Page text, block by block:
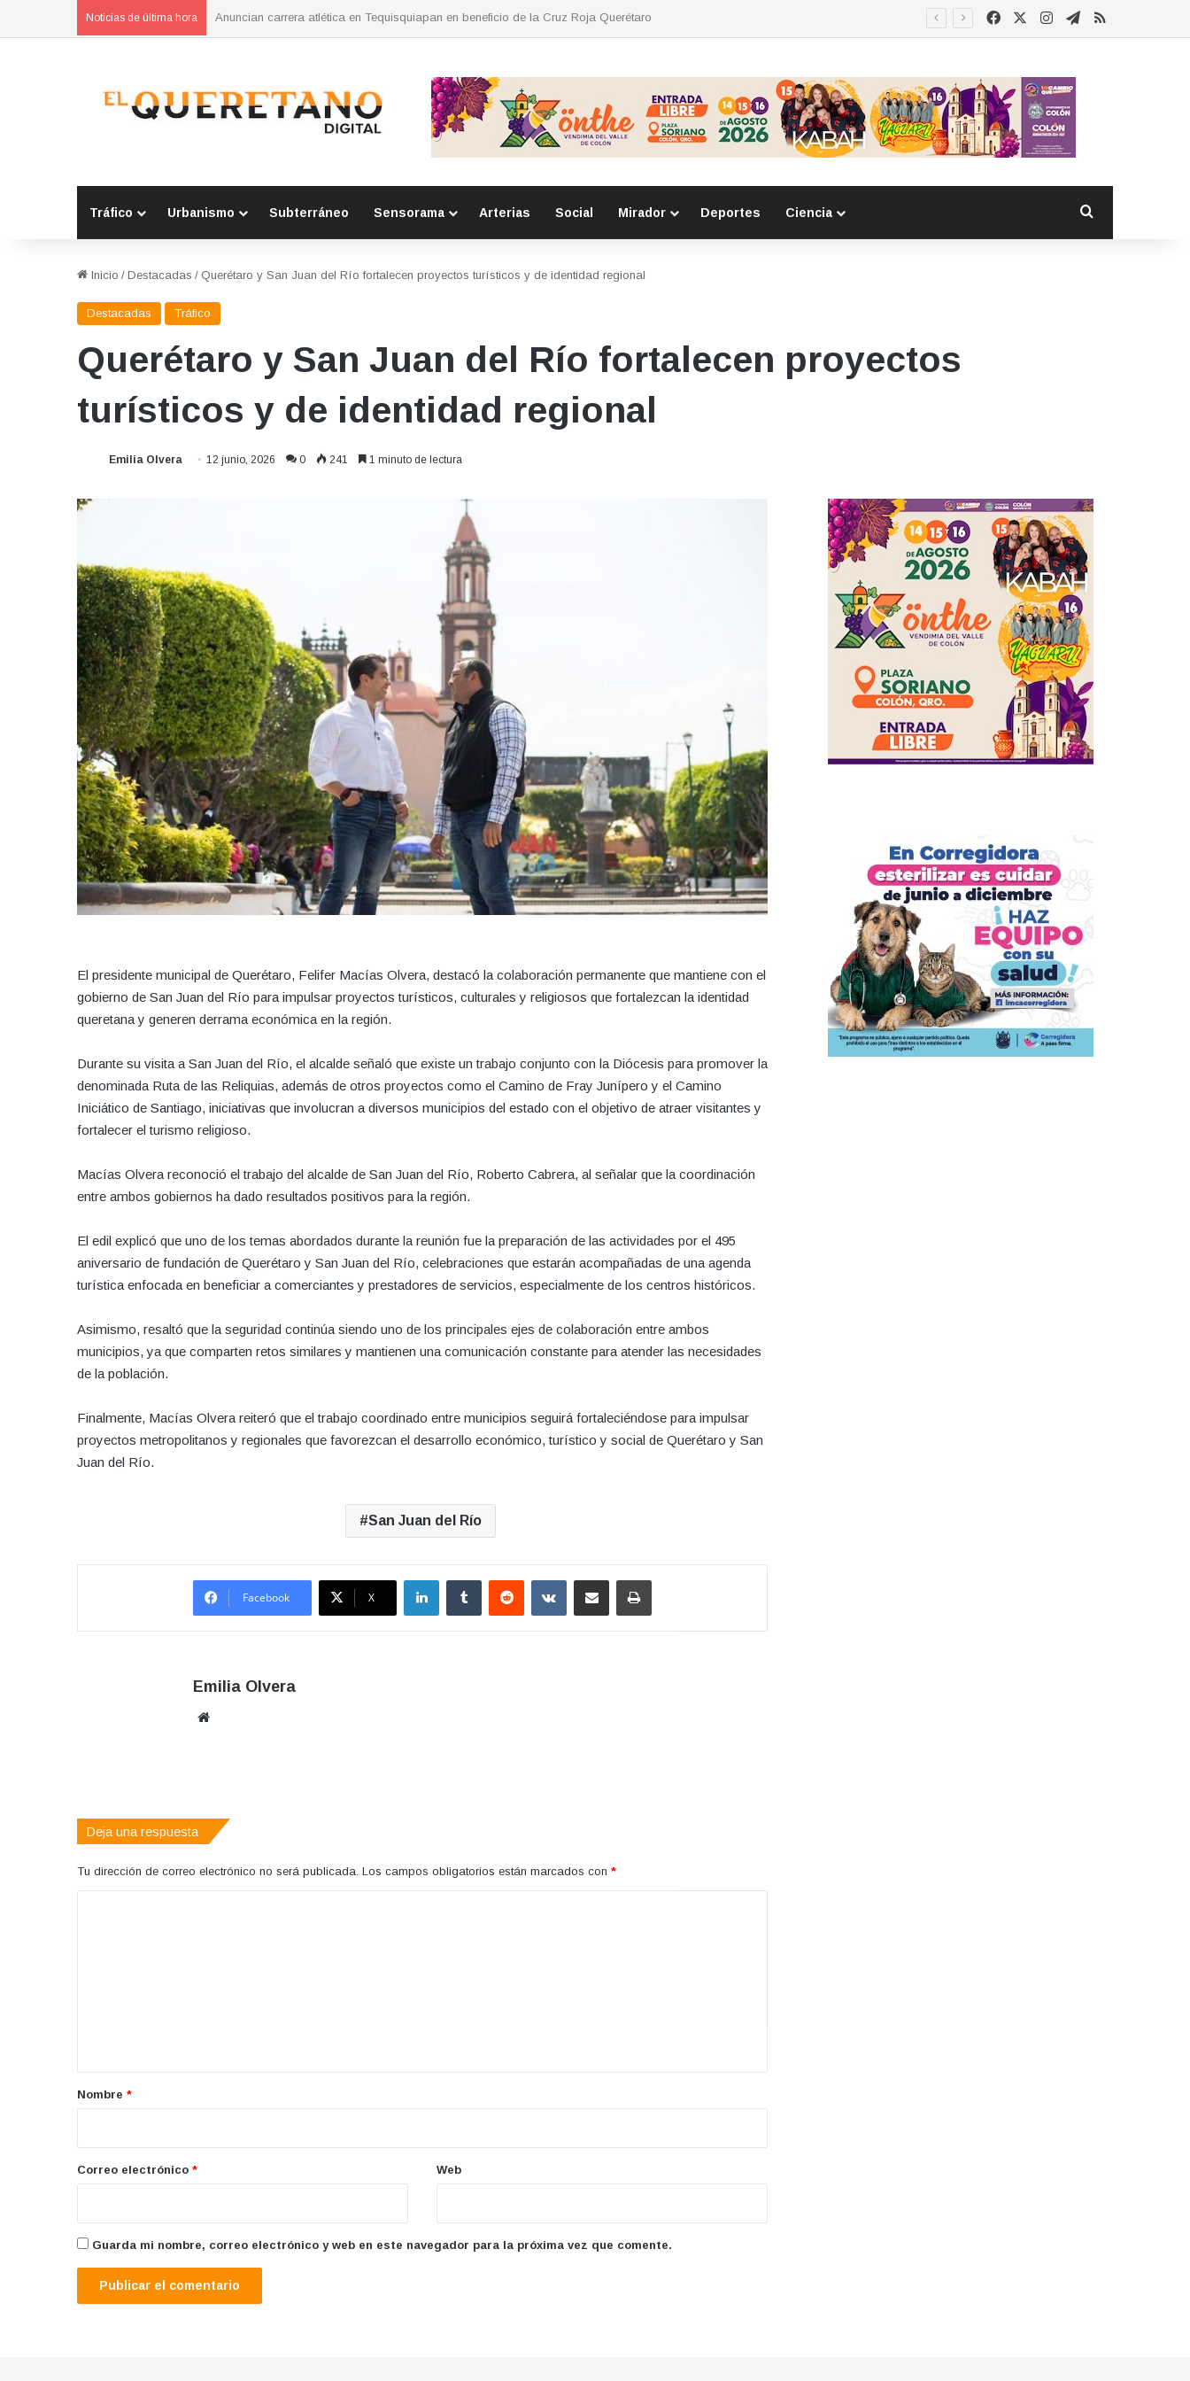
Noticias de última hora SSPM de San Juan del Río fortalece coordinación con Migración y Juzgado Cívico para atención de personas extranjeras FacebookInstagram
Telegram
RSS
Tráfico Urbanismo Subterráneo Sensorama Arterias Social Mirador Deportes Ciencia
Inicio / Destacadas / Querétaro y San Juan del Río fortalecen proyectos turísticos y de identidad regional
Destacadas Tráfico
Querétaro y San Juan del Río fortalecen proyectos
turísticos y de identidad regional
Emilia Olvera 12 junio, 2026 0 241 1 minuto de lectura
El presidente municipal de Querétaro, Felifer Macías Olvera, destacó la colaboración permanente que mantiene con el
gobierno de San Juan del Río para impulsar proyectos turísticos, culturales y religiosos que fortalezcan la identidad
queretana y generen derrama económica en la región.
Durante su visita a San Juan del Río, el alcalde señaló que existe un trabajo conjunto con la Diócesis para promover la
denominada Ruta de las Reliquias, además de otros proyectos como el Camino de Fray Junípero y el Camino
Iniciático de Santiago, iniciativas que involucran a diversos municipios del estado con el objetivo de atraer visitantes y
fortalecer el turismo religioso.
Macías Olvera reconoció el trabajo del alcalde de San Juan del Río, Roberto Cabrera, al señalar que la coordinación
entre ambos gobiernos ha dado resultados positivos para la región.
El edil explicó que uno de los temas abordados durante la reunión fue la preparación de las actividades por el 495
aniversario de fundación de Querétaro y San Juan del Río, celebraciones que estarán acompañadas de una agenda
turística enfocada en beneficiar a comerciantes y prestadores de servicios, especialmente de los centros históricos.
Asimismo, resaltó que la seguridad continúa siendo uno de los principales ejes de colaboración entre ambos
municipios, ya que comparten retos similares y mantienen una comunicación constante para atender las necesidades
de la población.
Finalmente, Macías Olvera reiteró que el trabajo coordinado entre municipios seguirá fortaleciéndose para impulsar
proyectos metropolitanos y regionales que favorezcan el desarrollo económico, turístico y social de Querétaro y San
Juan del Río.
San Juan del Río
Facebook X
LinkedInTumblr Reddit VKontakteCompartir por correo electrónicoImprimir
Emilia Olvera
Deja una respuesta
Tu dirección de correo electrónico no será publicada. Los campos obligatorios están marcados con *
r
*
Nombre *
Correo electrónico * Web
Guarda mi nombre, correo electrónico y web en este navegador para la próxima vez que comente.